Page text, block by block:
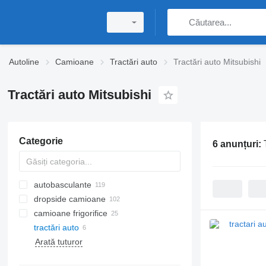
Autoline Camioane Tractări auto Tractări auto Mitsubishi
Tractări auto Mitsubishi
Categorie
autobasculante
dropside camioane
camioane frigorifice
tractări auto
Arată tuturor
6 anunțuri: